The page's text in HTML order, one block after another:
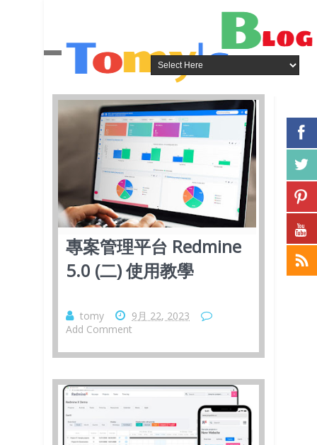
專案管理平台 Redmine
5.0 (二) 使用教學
tomy
9月 22, 2023
Add Comment